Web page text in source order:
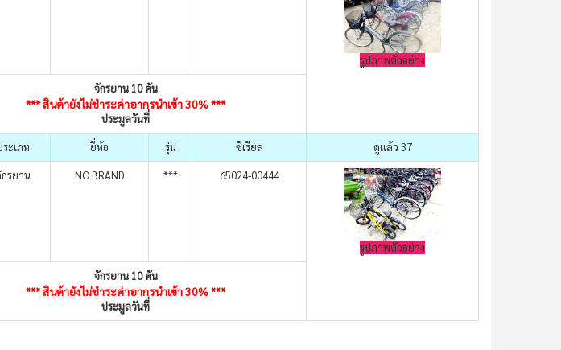
รูปภาพตัวอย่าง
จักรยาน 10 คัน
*** สินค้ายังไม่ชำระค่าอากรนำเข้า 30% ***
ประมูลวันที่
ระเภท ยี่ห้อ รุ่น ซีเรียล ดูแล้ว 37
รยาน NO BRAND *** 65024-00444
รูปภาพตัวอย่าง
จักรยาน 10 คัน
*** สินค้ายังไม่ชำระค่าอากรนำเข้า 30% ***
ประมูลวันที่